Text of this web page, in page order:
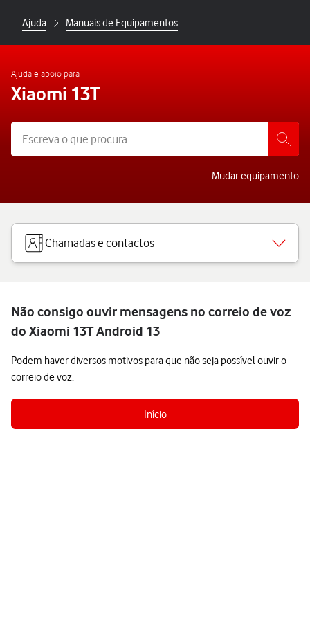
Ajuda Manuais de Equipamentos
Ajuda e apoio para
Xiaomi 13T
Mudar equipamento
Chamadas e contactos
Não consigo ouvir mensagens no correio de voz
do Xiaomi 13T Android 13
Podem haver diversos motivos para que não seja possível ouvir o
correio de voz.
Início